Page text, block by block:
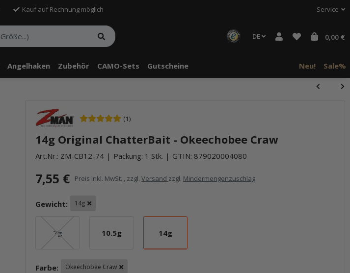
Kauf auf Rechnung möglich Service
DE 0,00 €
Angelhaken Zubehör CAMO-Sets Gutscheine Neu! Sale%
(1)
14g Original ChatterBait - Okeechobee Craw
Art.Nr.: ZM-CB12-74 Packung: 1 Stk. GTIN: 879020004080
7,55 € Preis inkl. MwSt. , zzgl. Versand zzgl. Mindermengenzuschlag
Gewicht: 14g
7g
7g 10.5g
10.5g 14g
14g
Farbe: Okeechobee Craw